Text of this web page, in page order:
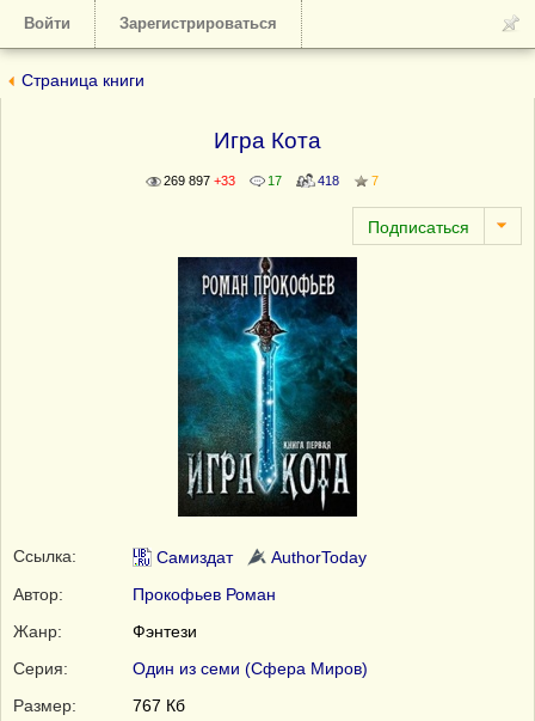
Войти Зарегистрироваться
Страница книги
Игра Кота
269 897 +33 17 418 7
Ссылка: Самиздат
AuthorToday
Автор:
Прокофьев Роман
Жанр:
Фэнтези
Серия:
Один из семи (Сфера Миров)
Размер:
767 Кб